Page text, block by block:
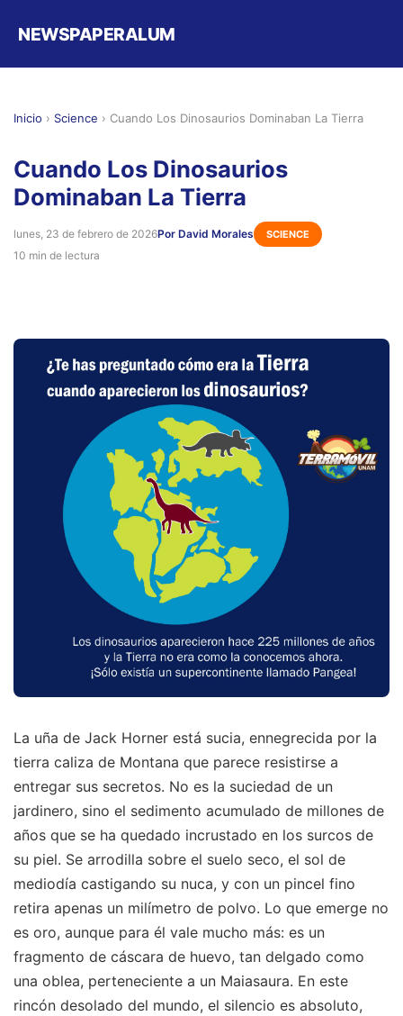
NEWSPAPERALUM
Inicio › Science › Cuando Los Dinosaurios Dominaban La Tierra
Cuando Los Dinosaurios
Dominaban La Tierra
lunes, 23 de febrero de 2026Por David Morales SCIENCE
10 min de lectura
La uña de Jack Horner está sucia, ennegrecida por la
tierra caliza de Montana que parece resistirse a
entregar sus secretos. No es la suciedad de un
jardinero, sino el sedimento acumulado de millones de
años que se ha quedado incrustado en los surcos de
su piel. Se arrodilla sobre el suelo seco, el sol de
mediodía castigando su nuca, y con un pincel fino
retira apenas un milímetro de polvo. Lo que emerge no
es oro, aunque para él vale mucho más: es un
fragmento de cáscara de huevo, tan delgado como
una oblea, perteneciente a un Maiasaura. En este
rincón desolado del mundo, el silencio es absoluto,